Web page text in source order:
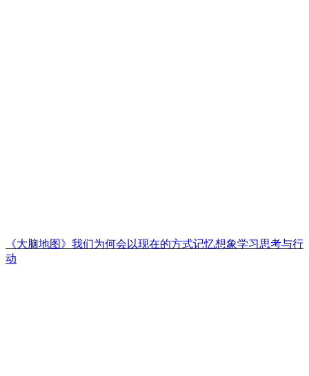
《大脑地图》我们为何会以现在的方式记忆想象学习思考与行
动